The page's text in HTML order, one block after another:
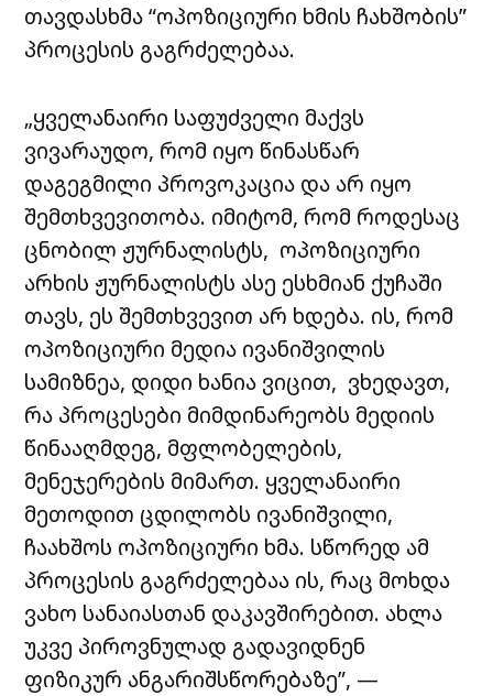
თავდასხმა “ოპოზიციური ხმის ჩახშობის”
პროცესის გაგრძელებაა.
„ყველანაირი საფუძველი მაქვს
ვივარაუდო, რომ იყო წინასწარ
დაგეგმილი პროვოკაცია და არ იყო
შემთხვევითობა. იმიტომ, რომ როდესაც
ცნობილ ჟურნალისტს, ოპოზიციური
არხის ჟურნალისტს ასე ესხმიან ქუჩაში
თავს, ეს შემთხვევით არ ხდება. ის, რომ
ოპოზიციური მედია ივანიშვილის
სამიზნეა, დიდი ხანია ვიცით, ვხედავთ,
რა პროცესები მიმდინარეობს მედიის
წინააღმდეგ, მფლობელების,
მენეჯერების მიმართ. ყველანაირი
მეთოდით ცდილობს ივანიშვილი,
ჩაახშოს ოპოზიციური ხმა. სწორედ ამ
პროცესის გაგრძელებაა ის, რაც მოხდა
ვახო სანაიასთან დაკავშირებით. ახლა
უკვე პიროვნულად გადავიდნენ
ფიზიკურ ანგარიშსწორებაზე”, —